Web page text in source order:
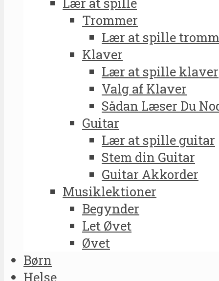
Trommer
Lær at spille
Klaver
Lær at spille klaver
Valg af Klaver
Sådan Læser Du
Guitar
Lær at spille guitar
Stem din Guitar
Guitar Akkorder
Musiklektioner
Begynder
Let Øvet
Øvet
Børn
Helse